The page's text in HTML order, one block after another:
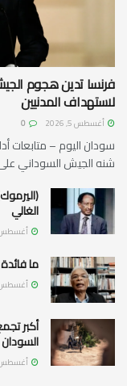
فرنسا تدين هجوم
لاستهداف المدنيين
أغسطس 5, 2026
سودان اليوم – متابعات
شنه الجيش السوداني
الغالي
أغسطس 5,
ما
أغسطس 5,
أكبر
السودان
أغسطس 5,